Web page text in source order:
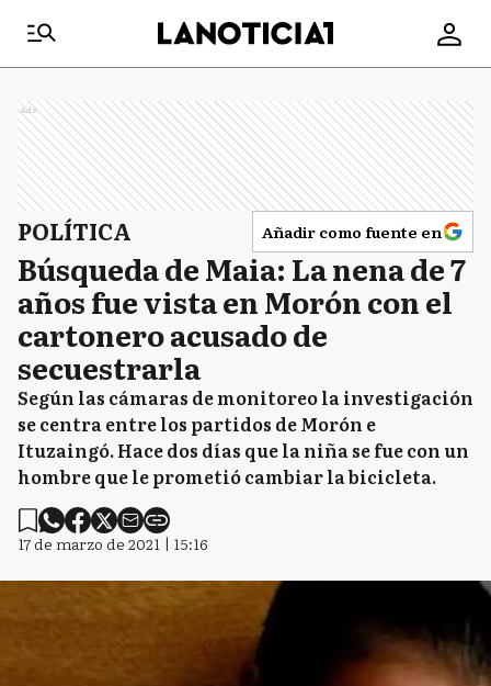
Ads
POLÍTICA Añadir como fuente en
Búsqueda de Maia: La nena de 7
años fue vista en Morón con el
cartonero acusado de
secuestrarla
Según las cámaras de monitoreo la investigación
se centra entre los partidos de Morón e
Ituzaingó. Hace dos días que la niña se fue con un
hombre que le prometió cambiar la bicicleta.
17 de marzo de 2021 | 15:16